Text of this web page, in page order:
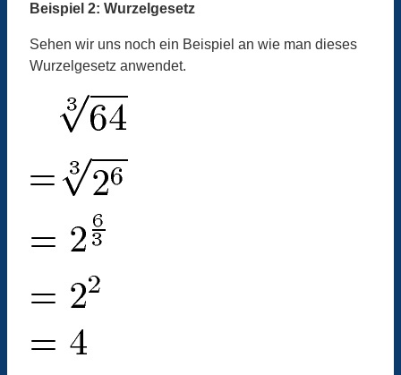
Beispiel 2: Wurzelgesetz
Sehen wir uns noch ein Beispiel an wie man dieses
Wurzelgesetz anwendet.